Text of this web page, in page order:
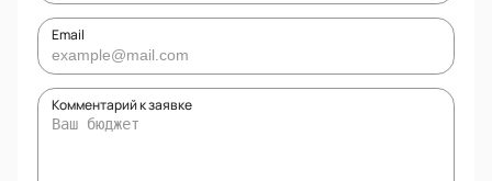
Email
Комментарий к заявке